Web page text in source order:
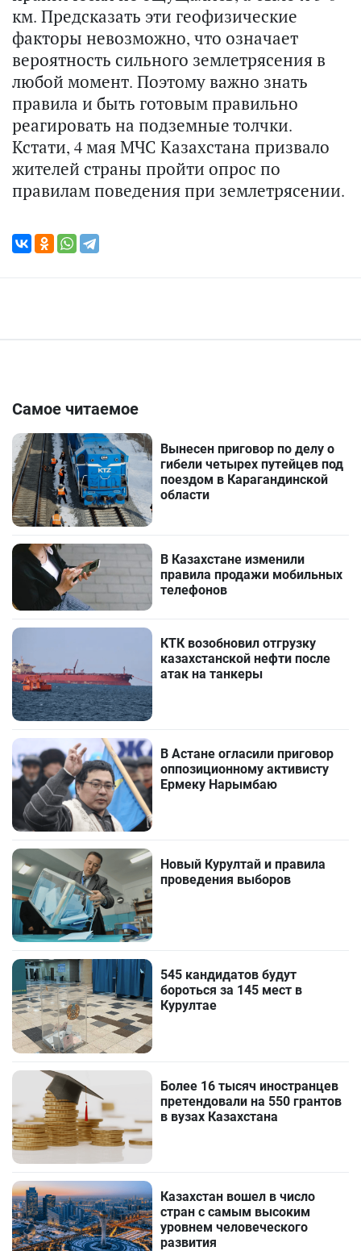
км. Предсказать эти геофизические
факторы невозможно, что означает
вероятность сильного землетрясения в
любой момент. Поэтому важно знать
правила и быть готовым правильно
реагировать на подземные толчки.
Кстати, 4 мая МЧС Казахстана призвало
жителей страны пройти опрос по
правилам поведения при землетрясении.
Самое читаемое
Вынесен приговор по делу о
гибели четырех путейцев под
поездом в Карагандинской
области
В Казахстане изменили
правила продажи мобильных
телефонов
КТК возобновил отгрузку
казахстанской нефти после
атак на танкеры
В Астане огласили приговор
оппозиционному активисту
Ермеку Нарымбаю
Новый Курултай и правила
проведения выборов
545 кандидатов будут
бороться за 145 мест в
Курултае
Более 16 тысяч иностранцев
претендовали на 550 грантов
в вузах Казахстана
Казахстан вошел в число
стран с самым высоким
уровнем человеческого
развития